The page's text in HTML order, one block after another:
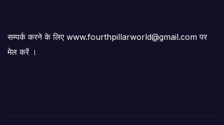
सम्पर्क करने के लिए www.fourthpillarworld@gmail.com पर
मेल करें ।